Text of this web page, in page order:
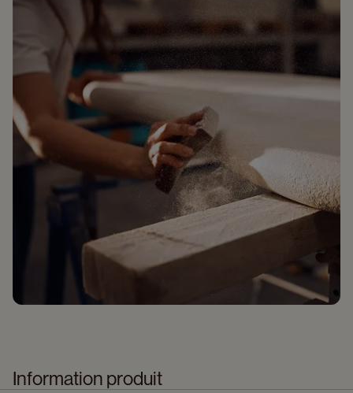
Information produit